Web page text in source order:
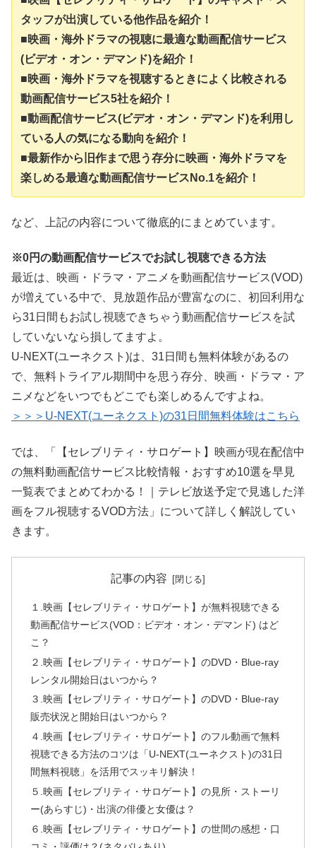
タッフが出演している他作品を紹介！
■映画・海外ドラマの視聴に最適な動画配信サービス
(ビデオ・オン・デマンド)を紹介！
■映画・海外ドラマを視聴するときによく比較される
動画配信サービス5社を紹介！
■動画配信サービス(ビデオ・オン・デマンド)を利用し
ている人の気になる動向を紹介！
■最新作から旧作まで思う存分に映画・海外ドラマを
楽しめる最適な動画配信サービスNo.1を紹介！
など、上記の内容について徹底的にまとめています。
※0円の動画配信サービスでお試し視聴できる方法
最近は、映画・ドラマ・アニメを動画配信サービス(VOD)
が増えている中で、見放題作品が豊富なのに、初回利用な
ら31日間もお試し視聴できちゃう動画配信サービスを試
していないなら損してますよ。
U-NEXT(ユーネクスト)は、31日間も無料体験があるの
で、無料トライアル期間中を思う存分、映画・ドラマ・ア
ニメなどをいつでもどこでも楽しめるんですよね。
＞＞＞U-NEXT(ユーネクスト)の31日間無料体験はこちら
では、「【セレブリティ・サロゲート】映画が現在配信中
の無料動画配信サービス比較情報・おすすめ10選を早見
一覧表でまとめてわかる！｜テレビ放送予定で見逃した洋
画をフル視聴するVOD方法」について詳しく解説してい
きます。
記事の内容
１.映画【セレブリティ・サロゲート】が無料視聴できる
動画配信サービス(VOD：ビデオ・オン・デマンド) はど
こ？
２.映画【セレブリティ・サロゲート】のDVD・Blue-ray
レンタル開始日はいつから？
３.映画【セレブリティ・サロゲート】のDVD・Blue-ray
販売状況と開始日はいつから？
４.映画【セレブリティ・サロゲート】のフル動画で無料
視聴できる方法のコツは「U-NEXT(ユーネクスト)の31日
間無料視聴」を活用でスッキリ解決！
５.映画【セレブリティ・サロゲート】の見所・ストーリ
ー(あらすじ)・出演の俳優と女優は？
６.映画【セレブリティ・サロゲート】の世間の感想・口